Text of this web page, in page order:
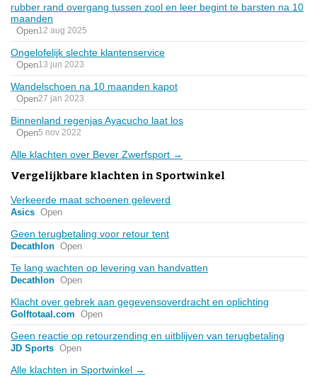
rubber rand overgang tussen zool en leer begint te barsten na 10
maanden
Open12 aug 2025
Ongelofelijk slechte klantenservice
Open13 jun 2023
Wandelschoen na 10 maanden kapot
Open27 jan 2023
Binnenland regenjas Ayacucho laat los
Open5 nov 2022
Alle klachten over Bever Zwerfsport →
Vergelijkbare klachten in Sportwinkel
Verkeerde maat schoenen geleverd
Asics Open
Geen terugbetaling voor retour tent
Decathlon Open
Te lang wachten op levering van handvatten
Decathlon Open
Klacht over gebrek aan gegevensoverdracht en oplichting
Golftotaal.com Open
Geen reactie op retourzending en uitblijven van terugbetaling
JD Sports Open
Alle klachten in Sportwinkel →